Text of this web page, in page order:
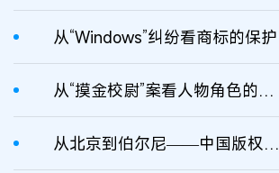
从“Windows”纠纷看商标的保护
从“摸金校尉”案看人物角色的版权保护
从北京到伯尔尼——中国版权保护历程